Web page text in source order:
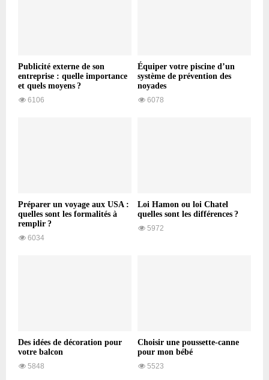
Publicité externe de son
entreprise : quelle importance
et quels moyens ?
6106
Équiper votre piscine d’un
système de prévention des
noyades
6078
Préparer un voyage aux USA :
quelles sont les formalités à
remplir ?
6034
Loi Hamon ou loi Chatel
quelles sont les différences ?
5972
Des idées de décoration pour
votre balcon
5848
Choisir une poussette-canne
pour mon bébé
5523